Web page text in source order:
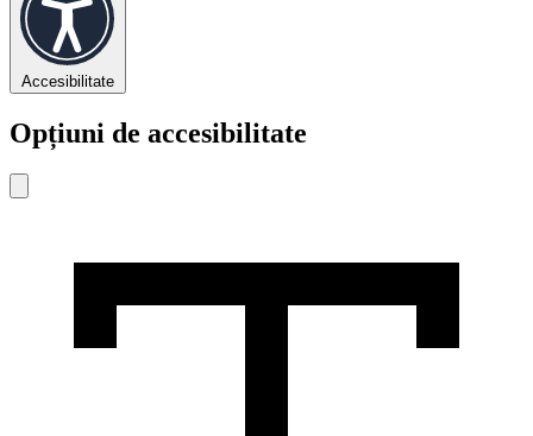
Accesibilitate
Opțiuni de accesibilitate